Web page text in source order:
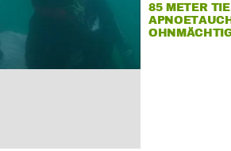
85 METER